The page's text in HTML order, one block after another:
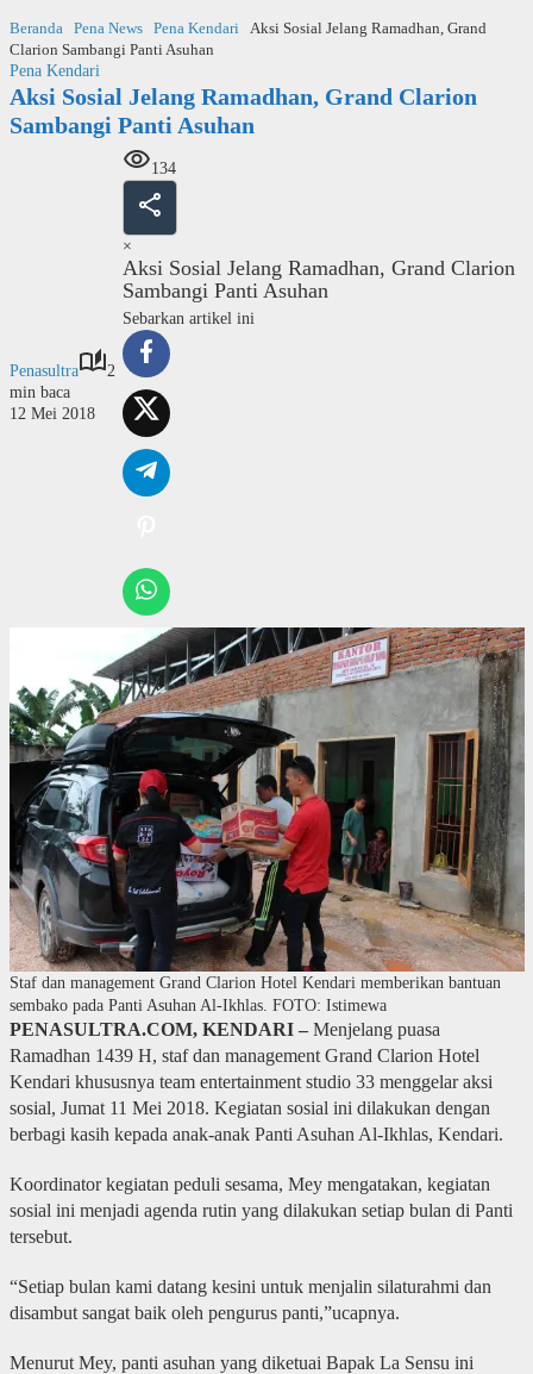
ke
konten
Beranda Pena News Pena Kendari
Aksi Sosial Jelang Ramadhan, Grand
Clarion Sambangi Panti Asuhan
Pena Kendari
Aksi Sosial Jelang Ramadhan, Grand Clarion
Sambangi Panti Asuhan
Penasultra
2
min baca
12 Mei 2018
134
×
Aksi Sosial Jelang Ramadhan, Grand Clarion
Sambangi Panti Asuhan
Sebarkan artikel ini
Staf dan management Grand Clarion Hotel Kendari memberikan bantuan
sembako pada Panti Asuhan Al-Ikhlas. FOTO: Istimewa
PENASULTRA.COM, KENDARI –Menjelang puasa
Ramadhan 1439 H, staf dan management Grand Clarion Hotel
Kendari khususnya team entertainment studio 33 menggelar aksi
sosial, Jumat 11 Mei 2018. Kegiatan sosial ini dilakukan dengan
berbagi kasih kepada anak-anak Panti Asuhan Al-Ikhlas, Kendari.
Koordinator kegiatan peduli sesama, Mey mengatakan, kegiatan
sosial ini menjadi agenda rutin yang dilakukan setiap bulan di Panti
tersebut.
“Setiap bulan kami datang kesini untuk menjalin silaturahmi dan
disambut sangat baik oleh pengurus panti,”ucapnya.
Menurut Mey, panti asuhan yang diketuai Bapak La Sensu ini